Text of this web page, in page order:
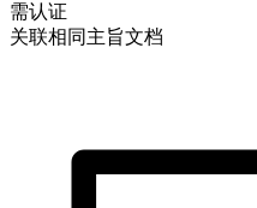
需认证
关联相同主旨文档